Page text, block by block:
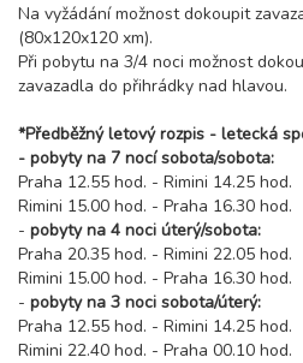
Na vyžádání možnost dokoupit
(80x120x120 xm).
Při pobytu na 3/4 noci možnost
zavazadla do přihrádky nad hlavou.
*Předběžný letový rozpis - letecká
- pobyty na 7 nocí sobota/sobota:
Praha 12.55 hod. - Rimini 14.25 hod.
Rimini 15.00 hod. - Praha 16.30 hod.
- pobyty na 4 noci úterý/sobota:
Praha 20.35 hod. - Rimini 22.05 hod.
Rimini 15.00 hod. - Praha 16.30 hod.
- pobyty na 3 noci sobota/úterý:
Praha 12.55 hod. - Rimini 14.25 hod.
Rimini 22.40 hod. - Praha 00.10 hod.